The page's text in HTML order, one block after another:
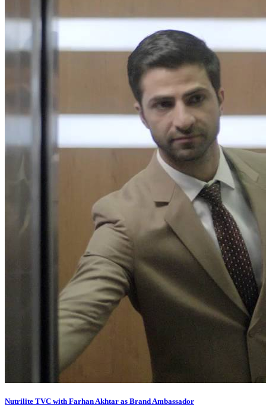
Nutrilite TVC with Farhan Akhtar as Brand Ambassador